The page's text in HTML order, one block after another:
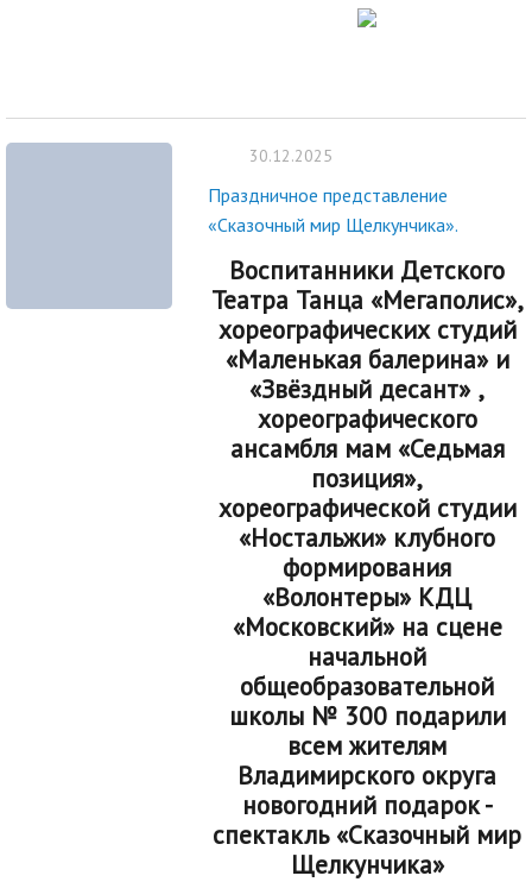
30.12.2025
Праздничное представление
«Сказочный мир Щелкунчика».
Воспитанники Детского
Театра Танца «Мегаполис»,
хореографических студий
«Маленькая балерина» и
«Звёздный десант» ,
хореографического
ансамбля мам «Седьмая
позиция»,
хореографической студии
«Ностальжи» клубного
формирования
«Волонтеры» КДЦ
«Московский» на сцене
начальной
общеобразовательной
школы № 300 подарили
всем жителям
Владимирского округа
новогодний подарок -
спектакль «Сказочный мир
Щелкунчика»